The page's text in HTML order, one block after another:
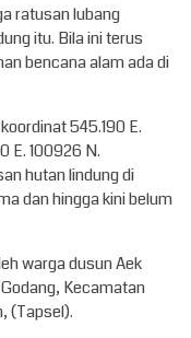
ratusan lubang
itu. Bila ini terus
bencana alam ada di
545.190 E.
E. 100926 N.
hutan lindung di
dan hingga kini belum
warga dusun Aek
Kecamatan
(Tapsel).